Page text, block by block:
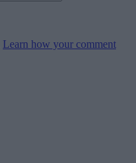
Learn how your comment